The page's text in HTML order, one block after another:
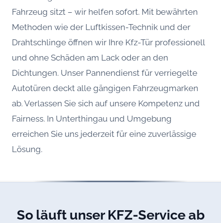
Fahrzeug sitzt – wir helfen sofort. Mit bewährten
Methoden wie der Luftkissen-Technik und der
Drahtschlinge öffnen wir Ihre Kfz-Tür professionell
und ohne Schäden am Lack oder an den
Dichtungen. Unser Pannendienst für verriegelte
Autotüren deckt alle gängigen Fahrzeugmarken
ab. Verlassen Sie sich auf unsere Kompetenz und
Fairness. In Unterthingau und Umgebung
erreichen Sie uns jederzeit für eine zuverlässige
Lösung.
So läuft unser KFZ-Service ab